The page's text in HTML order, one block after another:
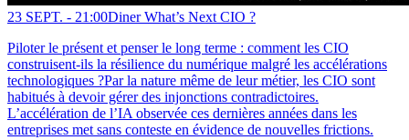
23 SEPT. - 21:00Diner What’s Next CIO ?
Piloter le présent et penser le long terme : comment les CIO
construisent-ils la résilience du numérique malgré les accélérations
technologiques ?Par la nature même de leur métier, les CIO sont
habitués à devoir gérer des injonctions contradictoires.
L’accélération de l’IA observée ces dernières années dans les
entreprises met sans conteste en évidence de nouvelles frictions.